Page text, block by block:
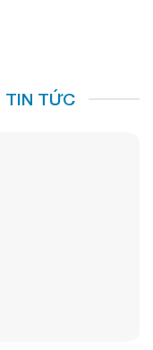
TIN TỨC